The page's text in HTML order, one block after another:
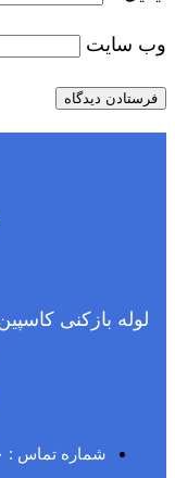
وب‌ سایت
شماره تماس : ۰۹۱۲۷۶۰۹۵۰۰ آقای بهروز رجبی